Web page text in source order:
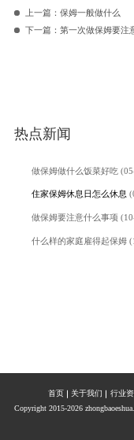
上一篇：保姆一般做什么
下一篇：第一次做保姆要注
热点新闻
做保姆做什么饭菜好吃
住家保姆休息日怎么休息
做保姆要注意什么事项
什么样的家庭雇得起保姆
首页 关于我们 行业
Copyright 2015-2026